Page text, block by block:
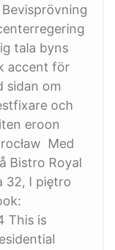
tala byns
accent för
sidan om
och
eroon
Med
Bistro Royal
32, I piętro
This is